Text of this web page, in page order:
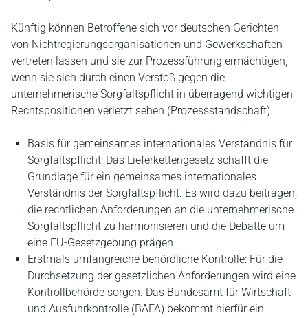
Künftig können Betroffene sich vor deutschen Gerichten
von Nichtregierungsorganisationen und Gewerkschaften
vertreten lassen und sie zur Prozessführung ermächtigen,
wenn sie sich durch einen Verstoß gegen die
unternehmerische Sorgfaltspflicht in überragend wichtigen
Rechtspositionen verletzt sehen (Prozessstandschaft).
Basis für gemeinsames internationales Verständnis für
Sorgfaltspflicht: Das Lieferkettengesetz schafft die
Grundlage für ein gemeinsames internationales
Verständnis der Sorgfaltspflicht. Es wird dazu beitragen,
die rechtlichen Anforderungen an die unternehmerische
Sorgfaltspflicht zu harmonisieren und die Debatte um
eine EU-Gesetzgebung prägen.
Erstmals umfangreiche behördliche Kontrolle: Für die
Durchsetzung der gesetzlichen Anforderungen wird eine
Kontrollbehörde sorgen. Das Bundesamt für Wirtschaft
und Ausfuhrkontrolle (BAFA) bekommt hierfür ein